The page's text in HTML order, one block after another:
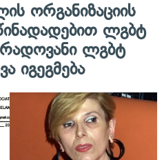
ორგანიზაციის
ლგბტ
ლგბტ
იგეგმება